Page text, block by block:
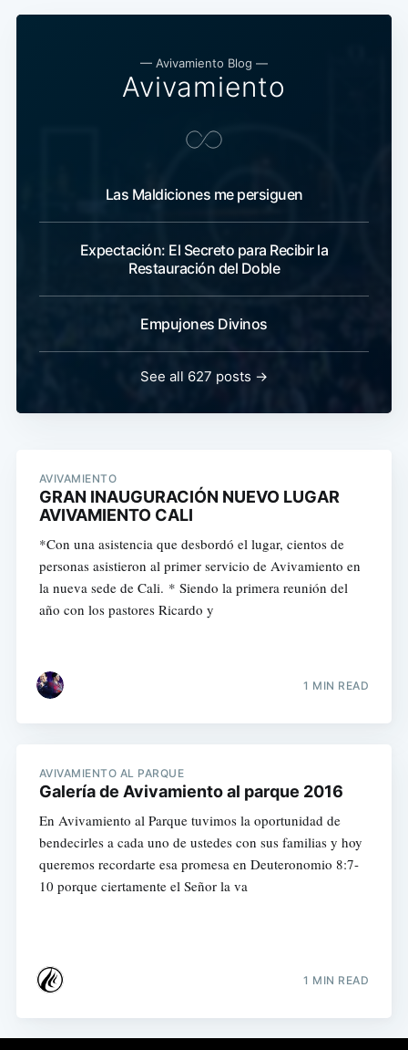
— Avivamiento Blog —
Avivamiento
Las Maldiciones me persiguen
Expectación: El Secreto para Recibir la
Restauración del Doble
Empujones Divinos
See all 627 posts →
AVIVAMIENTO
GRAN INAUGURACIÓN NUEVO LUGAR
AVIVAMIENTO CALI
*Con una asistencia que desbordó el lugar, cientos de
personas asistieron al primer servicio de Avivamiento en
la nueva sede de Cali. * Siendo la primera reunión del
año con los pastores Ricardo y
1 MIN READ
AVIVAMIENTO AL PARQUE
Galería de Avivamiento al parque 2016
En Avivamiento al Parque tuvimos la oportunidad de
bendecirles a cada uno de ustedes con sus familias y hoy
queremos recordarte esa promesa en Deuteronomio 8:7-
10 porque ciertamente el Señor la va
1 MIN READ